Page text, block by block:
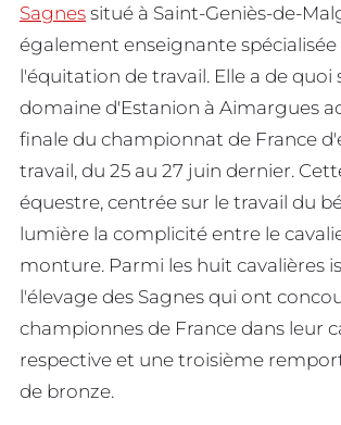
Sagnes situé à Saint-Geniès-de-
également enseignante spécialisée
l'équitation de travail. Elle a de quoi
domaine d'Estanion à Aimargues
finale du championnat de France
travail, du 25 au 27 juin dernier.
équestre, centrée sur le travail du
lumière la complicité entre le
monture. Parmi les huit cavalières
l'élevage des Sagnes qui ont
championnes de France dans leur
respective et une troisième
de bronze.